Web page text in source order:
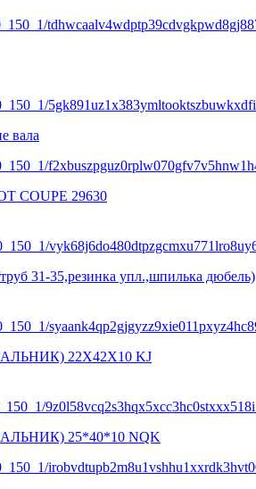
вала
COUPE 29630
31-35,резинка упл.,шпилька дюбель)
22Х42Х10 KJ
25*40*10 NQK